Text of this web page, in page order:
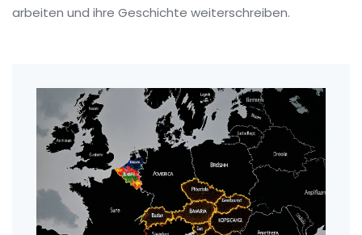
arbeiten und ihre Geschichte weiterschreiben.